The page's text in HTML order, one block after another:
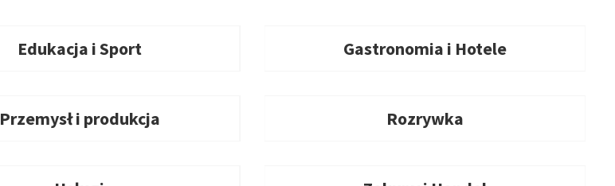
Edukacja i Sport Gastronomia i Hotele
Przemysł i produkcja Rozrywka